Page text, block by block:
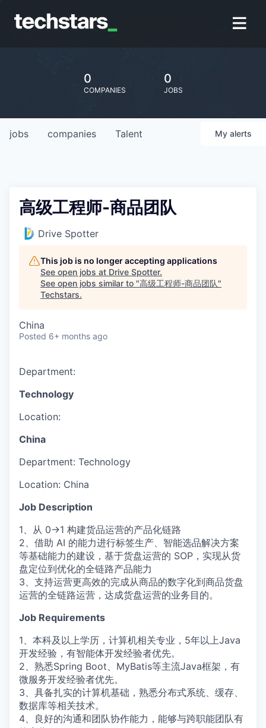
0
COMPANIES
0
JOBS
jobs companies Talent My alerts
高级工程师-商品团队
Drive Spotter
This job is no longer accepting applications
See open jobs at Drive Spotter.
See open jobs similar to "高级工程师-商品团队"
Techstars.
China
Posted 6+ months ago
Department:
Technology
Location:
China
Department: Technology
Location: China
Job Description
1、从 0->1 构建货品运营的产品化链路
2、借助 AI 的能力进行标签生产、智能选品解决方案
等基础能力的建设，基于货盘运营的 SOP，实现从货
盘定位到优化的全链路产品能力
3、支持运营更高效的完成从商品的数字化到商品货盘
运营的全链路运营，达成货盘运营的业务目的。
Job Requirements
1、本科及以上学历，计算机相关专业，5年以上Java
开发经验，有智能体开发经验者优先。
2、熟悉Spring Boot、MyBatis等主流Java框架，有
微服务开发经验者优先。
3、具备扎实的计算机基础，熟悉分布式系统、缓存、
数据库等相关技术。
4、良好的沟通和团队协作能力，能够与跨职能团队有